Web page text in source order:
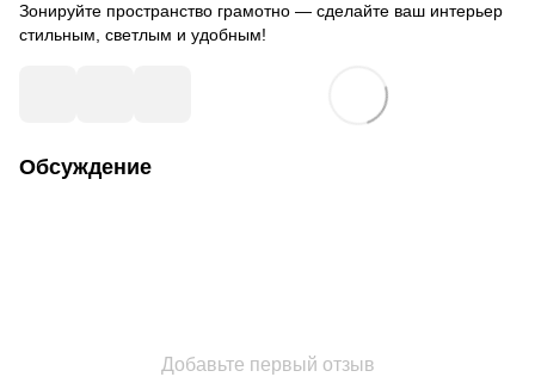
Зонируйте пространство грамотно — сделайте ваш интерьер
стильным, светлым и удобным!
Обсуждение
Добавьте первый отзыв